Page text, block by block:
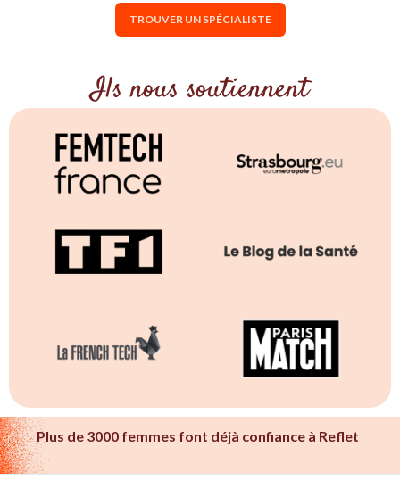
TROUVER UN SPÉCIALISTE
Ils nous soutiennent
Plus de 3000 femmes font déjà confiance à Reflet